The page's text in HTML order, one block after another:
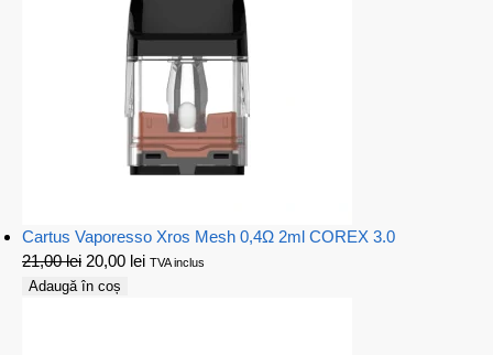
Cartus Vaporesso Xros Mesh 0,4Ω 2ml COREX 3.0
21,00lei 20,00 lei TVA inclus
Adaugă în coș